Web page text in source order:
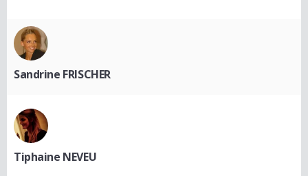
Sandrine FRISCHER
Tiphaine NEVEU